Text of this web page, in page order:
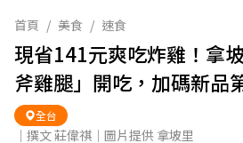
首頁 / 美食 / 速食
現省141元爽吃炸雞！拿
斧雞腿」開吃，加碼新品
全台
｜撰文 莊偉祺｜圖片提供 拿坡里